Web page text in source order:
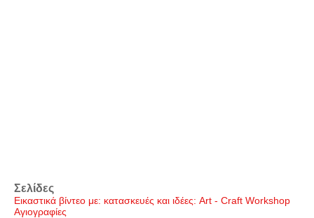
Σελίδες
Εικαστικά βίντεο με: κατασκευές και ιδέες: Art - Craft Workshop
Αγιογραφίες